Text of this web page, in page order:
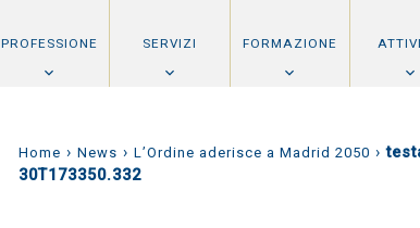
PROFESSIONE SERVIZI FORMAZIONE
Home › News › L’Ordine aderisce a Madrid 2050 ›
30T173350.332